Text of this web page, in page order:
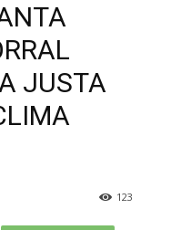
JUSTA
123